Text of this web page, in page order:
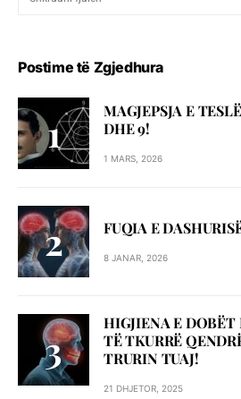
Postime të Zgjedhura
MAGJEPSJA E
DHE 9!
1 MARS, 2026
FUQIA E
8 JANAR, 2026
HIGJIENA E
TË TKURRË
TRURIN TUAJ!
21 DHJETOR, 2025